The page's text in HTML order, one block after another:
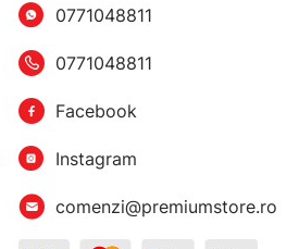
0771048811
0771048811
Facebook
Instagram
comenzi@premiumstore.ro